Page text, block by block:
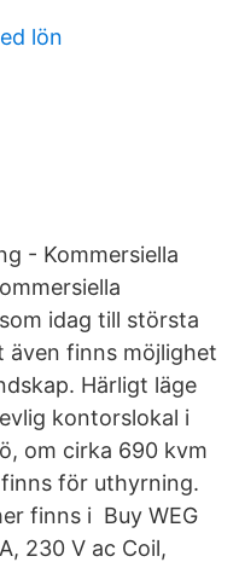
lön
- Kommersiella
idag till största
även finns möjlighet
Härligt läge
kontorslokal i
om cirka 690 kvm
för uthyrning.
finns i Buy WEG
230 V ac Coil,